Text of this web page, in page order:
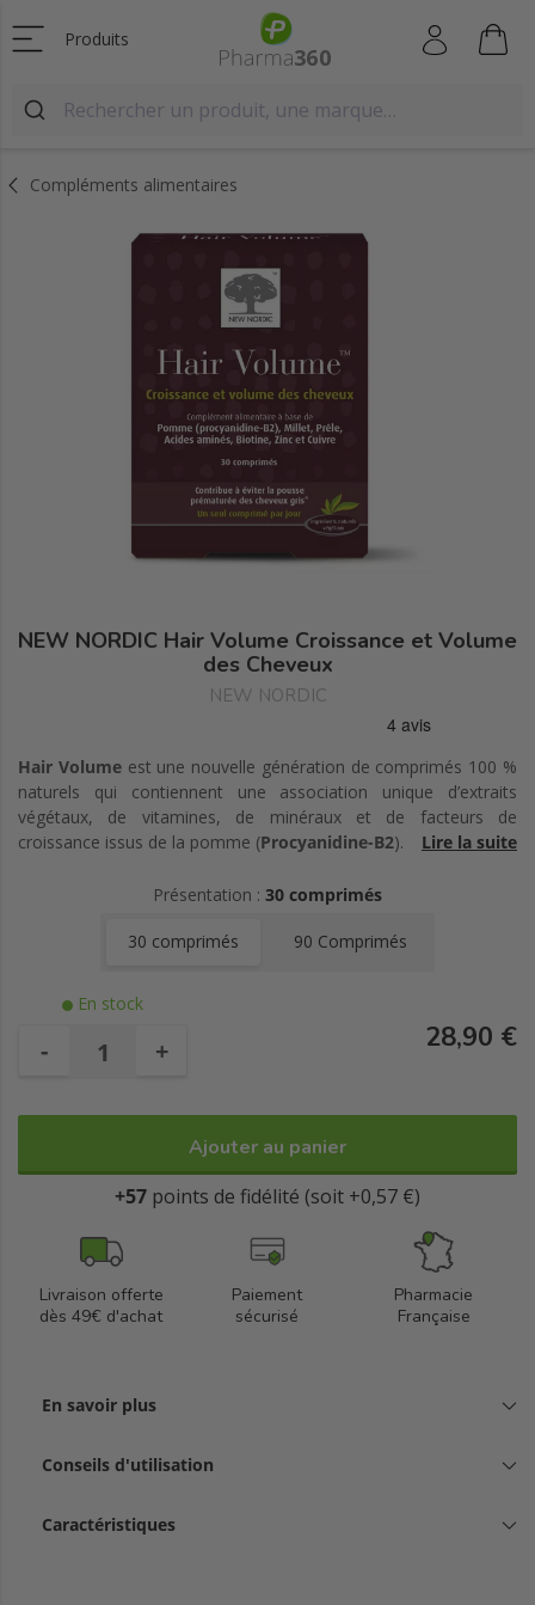
Produits
Compléments alimentaires
NEW NORDIC Hair Volume Croissance et Volume
des Cheveux
NEW NORDIC
Hair Volumeest une nouvelle génération de comprimés 100 %
naturels qui contiennent une association unique d’extraits
végétaux, de vitamines, de minéraux et de facteurs de
croissance issus de la pomme (Procyanidine-B2).
nourrit le cuir chevelu et le follicule pileux ‘de
l’intérieur’, ce qui assure les meilleures conditions possibles pour
la croissance d’un cheveu sain
. Votre chevelure retrouve ainsi
Lire la suite
Présentation : 30 comprimés
30 comprimés 90 Comprimés
En stock
- + 28,90 €
Ajouter au panier
+57 points de fidélité (soit +0,57 €)
Livraison offerte
dès 49€ d'achat
Paiement
sécurisé
Pharmacie
Française
En savoir plus
Conseils d'utilisation
Caractéristiques